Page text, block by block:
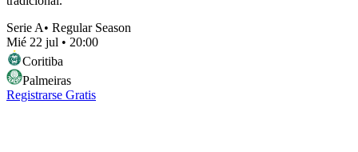
Serie A• Regular Season
Mié 22 jul • 20:00
Coritiba
Palmeiras
Registrarse Gratis